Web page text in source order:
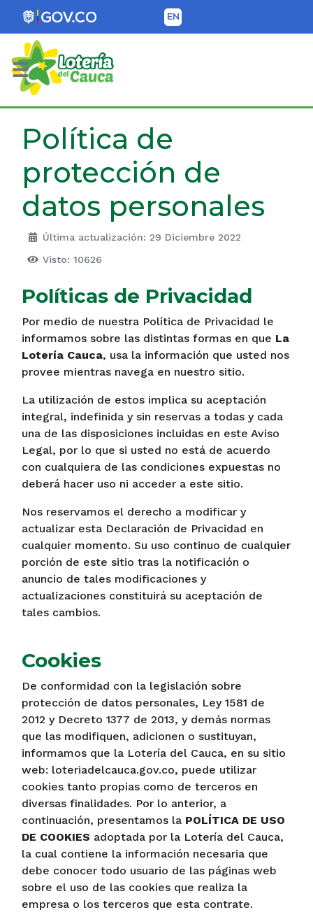
EN
Lotería del Cauca
Política de
protección de
datos personales
Última actualización: 29 Diciembre 2022
Visto: 10626
Políticas de Privacidad
Por medio de nuestra Política de Privacidad le
informamos sobre las distintas formas en que La
Lotería Cauca, usa la información que usted nos
provee mientras navega en nuestro sitio.
La utilización de estos implica su aceptación
integral, indefinida y sin reservas a todas y cada
una de las disposiciones incluidas en este Aviso
Legal, por lo que si usted no está de acuerdo
con cualquiera de las condiciones expuestas no
deberá hacer uso ni acceder a este sitio.
Nos reservamos el derecho a modificar y
actualizar esta Declaración de Privacidad en
cualquier momento. Su uso continuo de cualquier
porción de este sitio tras la notificación o
anuncio de tales modificaciones y
actualizaciones constituirá su aceptación de
tales cambios.
Cookies
De conformidad con la legislación sobre
protección de datos personales, Ley 1581 de
2012 y Decreto 1377 de 2013, y demás normas
que las modifiquen, adicionen o sustituyan,
informamos que la Lotería del Cauca, en su sitio
web: loteriadelcauca.gov.co, puede utilizar
cookies tanto propias como de terceros en
diversas finalidades. Por lo anterior, a
continuación, presentamos la POLÍTICA DE USO
DE COOKIES adoptada por la Lotería del Cauca,
la cual contiene la información necesaria que
debe conocer todo usuario de las páginas web
sobre el uso de las cookies que realiza la
empresa o los terceros que esta contrate.